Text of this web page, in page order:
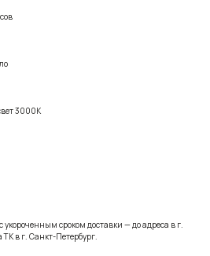
3000К
сроком доставки — до адреса в г.
в г. Санкт-Петербург.